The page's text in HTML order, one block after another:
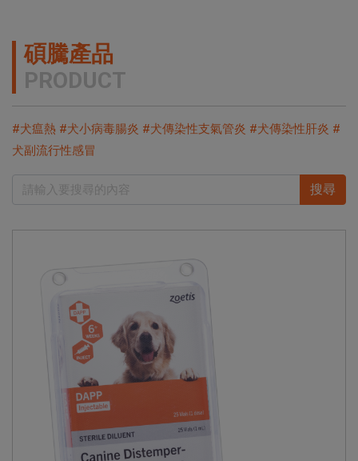
碩騰產品
PRODUCT
#犬瘟熱 #犬小病毒腸炎 #犬傳染性支氣管炎 #犬傳染性肝炎 #
犬副流行性感冒
搜尋